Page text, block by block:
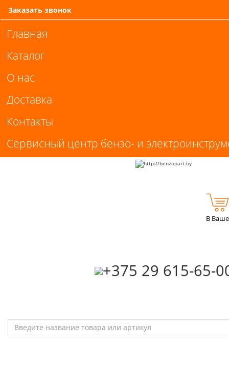
Заказать звонок
Главная
Каталог
О нас
Доставка
Контакты
Сервисный центр бензо- и
‎+375 29 615-65-
В